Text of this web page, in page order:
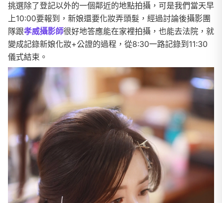
挑選除了登記以外的一個鄰近的地點拍攝，可是我們當天早
上10:00要報到，新娘還要化妝弄頭髮，經過討論後攝影團
隊跟孝威攝影師很好地答應能在家裡拍攝，也能去法院，就
變成記錄新娘化妝+公證的過程，從8:30一路記錄到11:30
儀式結束。